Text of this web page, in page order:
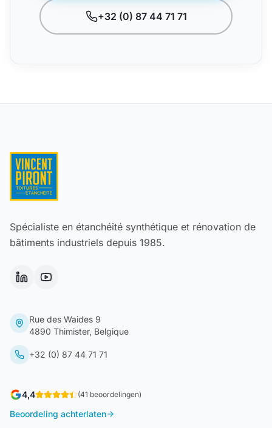
+32 (0) 87 44 71 71
Spécialiste en étanchéité synthétique et rénovation de
bâtiments industriels depuis 1985.
Rue des Waides 9
4890 Thimister, Belgique
+32 (0) 87 44 71 71
4,4 (41 beoordelingen)
Beoordeling achterlaten